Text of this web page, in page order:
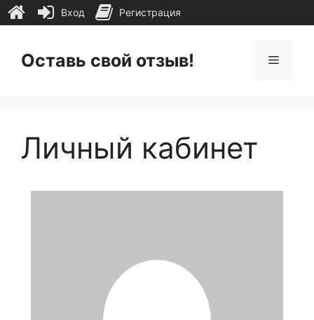
содержимому
Оставь свой отзыв! Меню
Личный кабинет
Вход Регистрация